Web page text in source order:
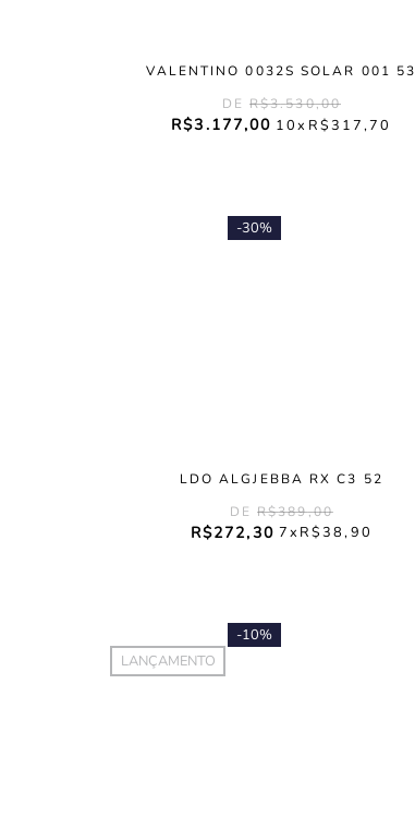
VALENTINO 0032S SOLAR 001 53
R$3.530,00
R$3 .177,00 10 R$317,70
-30%
LDO ALGJEBBA RX C3 52
R$389,00
R$272,30 7 R$38,90
-10%
LANÇAMENTO